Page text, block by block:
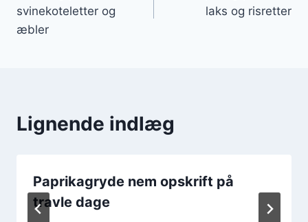
svinekoteletter og
æbler
laks og risretter
Lignende indlæg
Paprikagryde nem opskrift på
travle dage